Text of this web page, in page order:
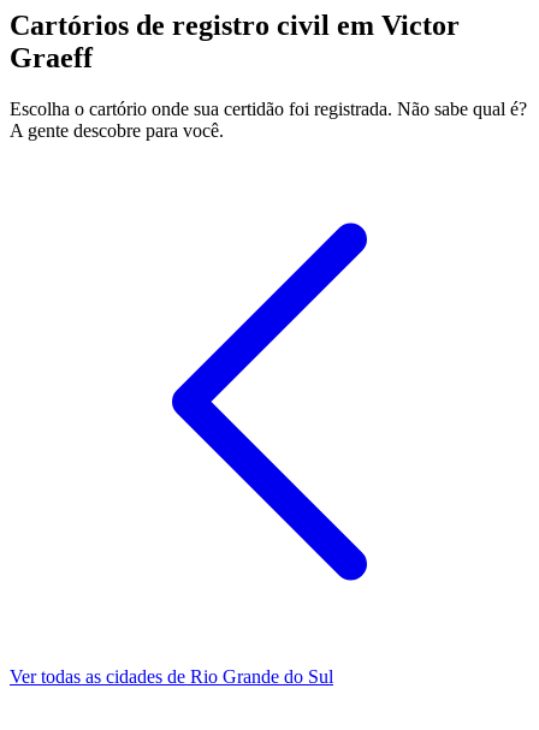
Cartórios de registro civil em Victor
Graeff
Escolha o cartório onde sua certidão foi registrada. Não sabe qual é?
A gente descobre para você.
Ver todas as cidades de Rio Grande do Sul